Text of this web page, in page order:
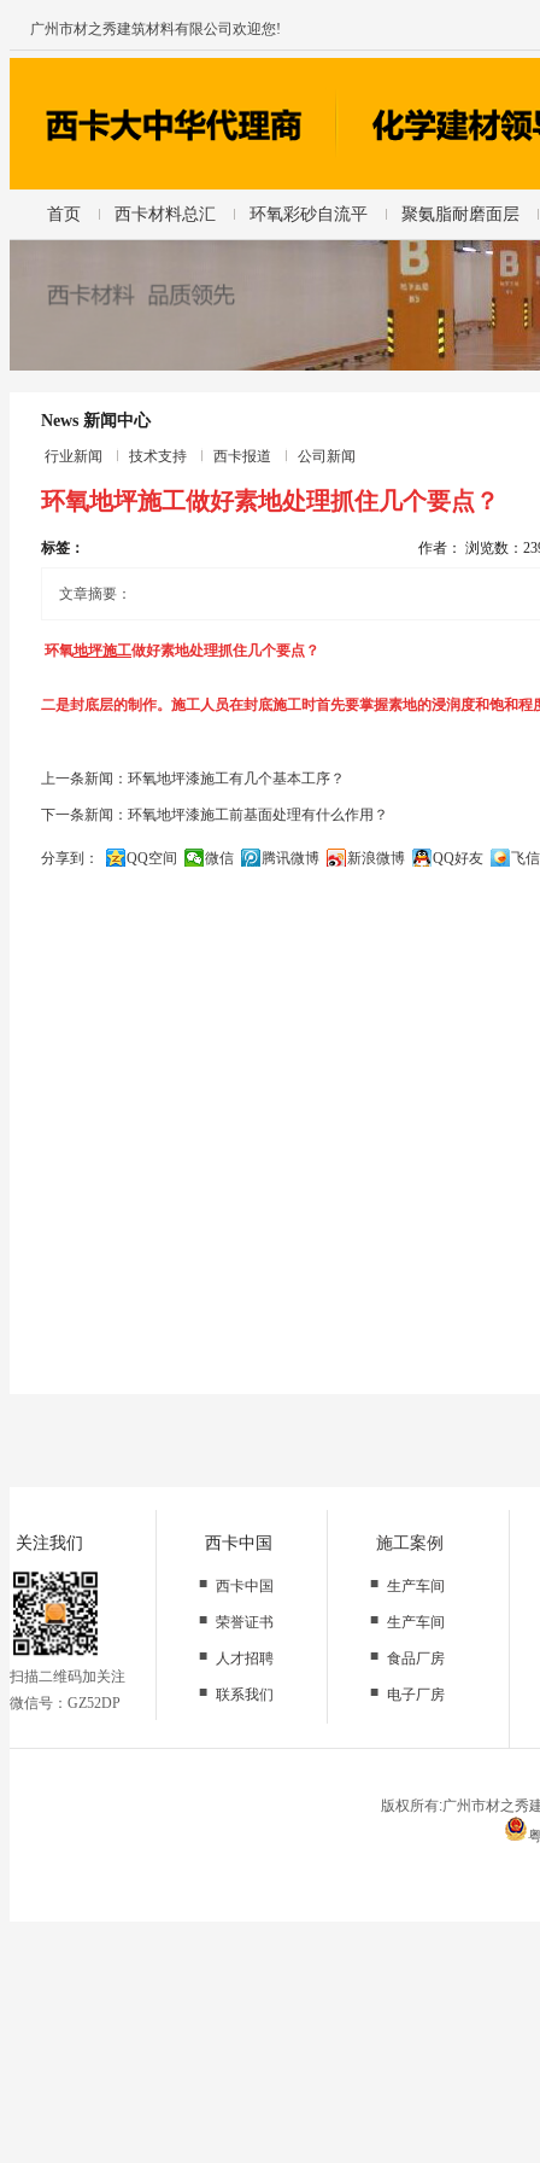
广州市材之秀建筑材料有限公司欢迎您!
首页 西卡材料总汇 环氧彩砂自流平 聚氨脂耐磨面层
News 新闻中心
行业新闻 技术支持 西卡报道 公司新闻
环氧地坪施工做好素地处理抓住几个要点？
标签： 作者： 浏览数：
文章摘要：
环氧地坪施工做好素地处理抓住几个要点？
在环氧地坪的施工当中，素地处理不当主要包括混凝土地面浇铸屋基不合格
环氧地坪施工 做好素地处理抓住几个要点？
二是封底层的制作。施工人员在封底施工时首先要掌握素地的浸润度和饱和
涂层附着力；
另一个注意点是，采用低溶剂、低黏度有一定渗透力环氧底涂料施涂，对较
上一条新闻：环氧地坪漆施工有几个基本工序？
下一条新闻：环氧地坪漆施工前基面处理有什么作用？
分享到： QQ空间 微信 腾讯微博 新浪微博 QQ好友
飞信
关注我们
扫描二维码加关注
微信号：GZ52DP
西卡中国
■ 西卡中国
■ 荣誉证书
■
人才招聘
■ 联系我们
施工案例
■ 生产车间
■ 生产车间
■ 食品厂房
■ 电子厂房
停车场
版权所有:广州市材之